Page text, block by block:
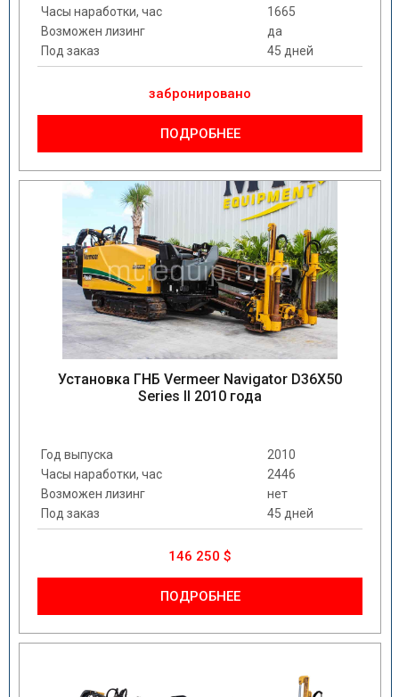
Часы наработки, час
1665
Возможен лизинг
да
Под заказ
45 дней
забронировано
ПОДРОБНЕЕ
Установка ГНБ Vermeer Navigator D36X50
Series II 2010 года
Год выпуска
2010
Часы наработки, час
2446
Возможен лизинг
нет
Под заказ
45 дней
146 250 $
ПОДРОБНЕЕ